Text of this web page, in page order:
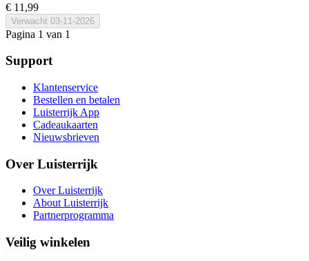
€ 11,99
Verwacht 03-11-2026
Pagina 1 van 1
Support
Klantenservice
Bestellen en betalen
Luisterrijk App
Cadeaukaarten
Nieuwsbrieven
Over Luisterrijk
Over Luisterrijk
About Luisterrijk
Partnerprogramma
Veilig winkelen